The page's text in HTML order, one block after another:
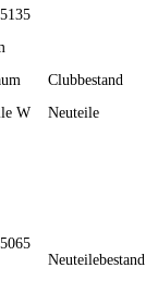
W
Clubbestand
Neuteile
Neuteilebestand